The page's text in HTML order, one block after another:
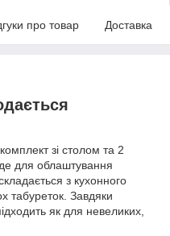
про товар Доставка
зі столом та 2
для облаштування
з кухонного
табуреток. Завдяки
як для невеликих,